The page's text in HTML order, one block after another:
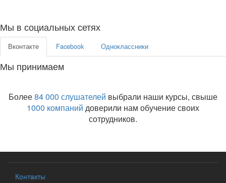
Мы в социальных сетях
Вконтакте Facebook Одноклассники
Мы принимаем
Более84 000 слушателей выбрали наши курсы, свыше
1000 компаний доверили нам обучение своих
сотрудников.
Контакты